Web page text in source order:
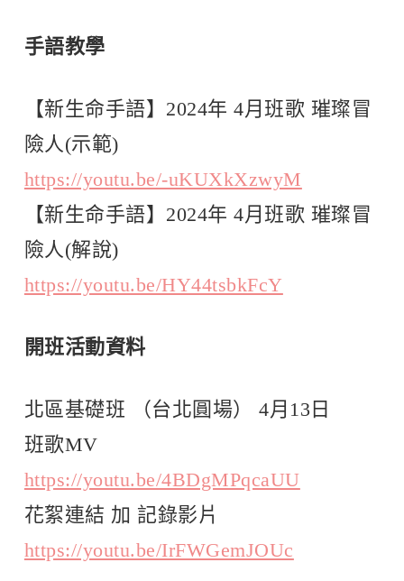
手語教學
【新生命手語】2024年 4月班歌 璀璨冒
險人(示範)
https://youtu.be/-uKUXkXzwyM
【新生命手語】2024年 4月班歌 璀璨冒
險人(解說)
https://youtu.be/HY44tsbkFcY
開班活動資料
北區基礎班 （台北圓場） 4月13日
班歌MV
https://youtu.be/4BDgMPqcaUU
花絮連結 加 記錄影片
https://youtu.be/IrFWGemJOUc